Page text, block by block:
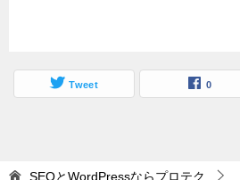
Tweet 0
SEOとWordPressならプロテク